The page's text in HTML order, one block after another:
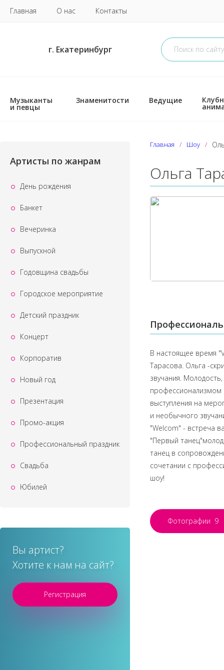
Главная О нас Контакты
г. Екатеринбург
Музыканты
и певцы
Знаменитости Ведущие
Артисты по жанрам
День рождения
Банкет
Вечеринка
Выпускной
Годовщина свадьбы
Городское мероприятие
Детский праздник
Концерт
Корпоратив
Новый год
Презентация
Промо-акция
Профессиональный праздник
Свадьба
Юбилей
Вы артист?
Хотите к нам на сайт?
Регистрация
Главная Шоу
Ольга
В настоящее время
Тарасова. Ольга -
звучания.
профессионализмом
выступления на
и необычного
"Welcom" - встреча
"Первый
танец в
сочетании с
шоу!
Фотографии 9